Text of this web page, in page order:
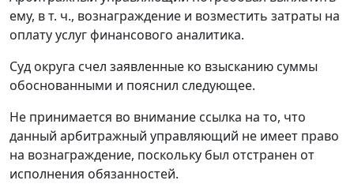
ему, в т. ч., вознаграждение и возместить затраты на
оплату услуг финансового аналитика.
Суд округа счел заявленные ко взысканию суммы
обоснованными и пояснил следующее.
Не принимается во внимание ссылка на то, что
данный арбитражный управляющий не имеет право
на вознаграждение, поскольку был отстранен от
исполнения обязанностей.